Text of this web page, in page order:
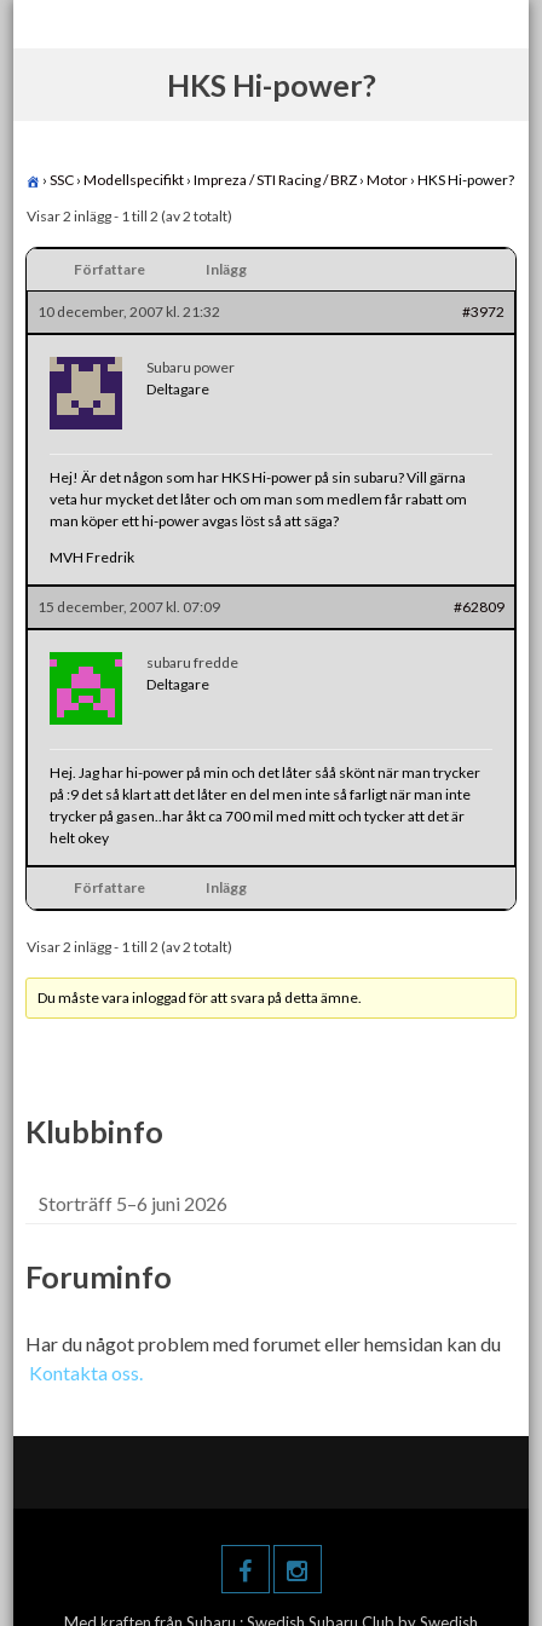
HKS Hi-power?
› SSC › Modellspecifikt › Impreza / STI Racing / BRZ › Motor › HKS Hi-power?
Visar 2 inlägg - 1 till 2 (av 2 totalt)
Författare Inlägg
10 december, 2007 kl. 21:32 #3972
Subaru power
Deltagare
Hej! Är det någon som har HKS Hi-power på sin subaru? Vill gärna
veta hur mycket det låter och om man som medlem får rabatt om
man köper ett hi-power avgas löst så att säga?
MVH Fredrik
15 december, 2007 kl. 07:09 #62809
subaru fredde
Deltagare
Hej. Jag har hi-power på min och det låter såå skönt när man trycker
på :9 det så klart att det låter en del men inte så farligt när man inte
trycker på gasen..har åkt ca 700 mil med mitt och tycker att det är
helt okey
Författare Inlägg
Visar 2 inlägg - 1 till 2 (av 2 totalt)
Du måste vara inloggad för att svara på detta ämne.
Klubbinfo
Storträff 5–6 juni 2026
Foruminfo
Har du något problem med forumet eller hemsidan kan du
Kontakta oss.